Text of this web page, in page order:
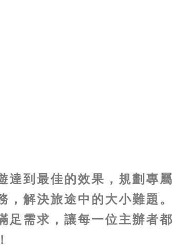
達到最佳的效果，規劃專屬
解決旅途中的大小難題。
足需求，讓每一位主辦者都